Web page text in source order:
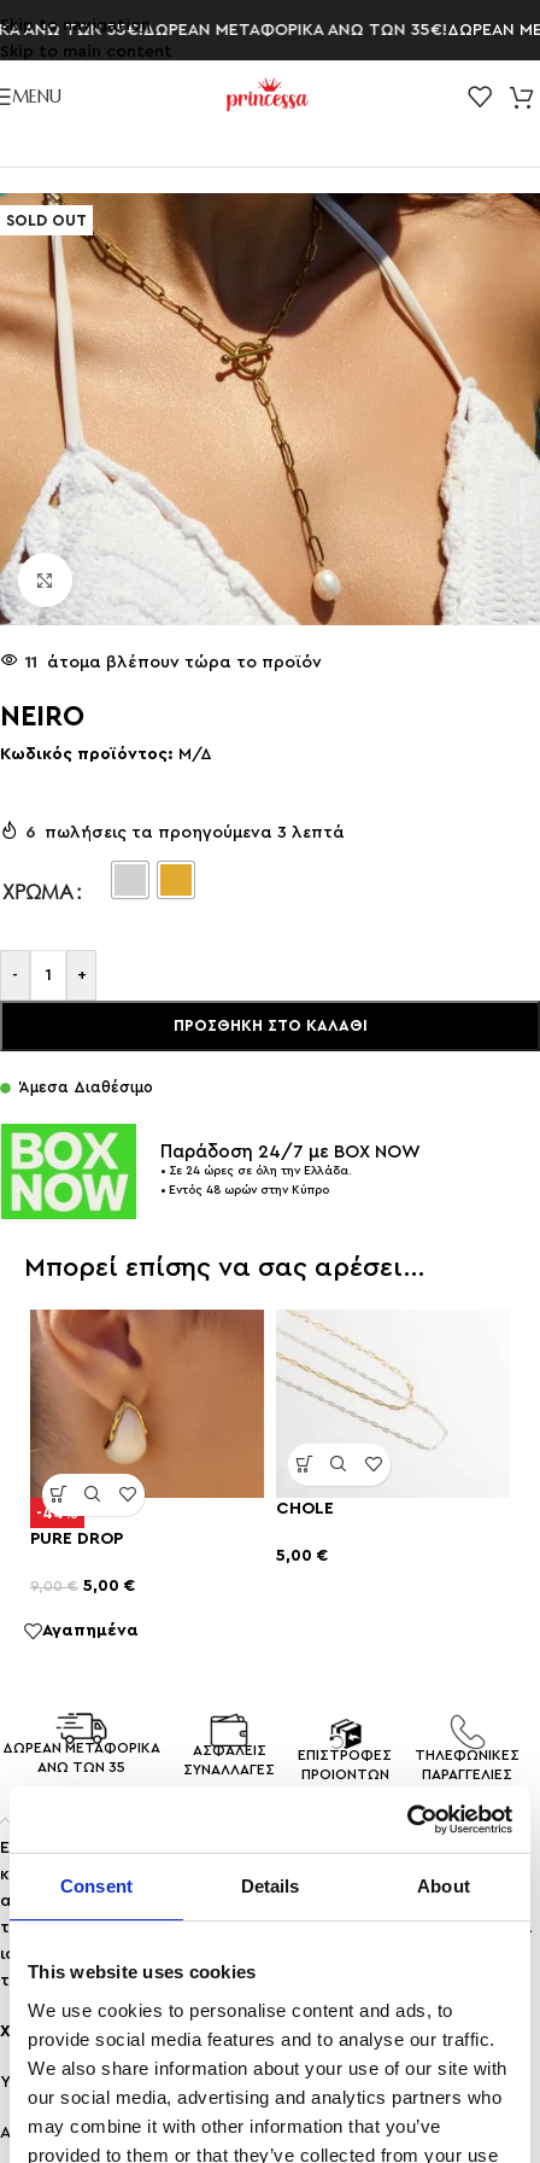
Consent Details About
This website uses cookies
We use cookies to personalise content and ads, to
provide social media features and to analyse our traffic.
We also share information about your use of our site with
our social media, advertising and analytics partners who
may combine it with other information that you’ve
provided to them or that they’ve collected from your use
Skip to navigation
Skip to main content
ΑΝΩ ΤΩΝ 35€!ΔΩΡΕΑΝ ΜΕΤΑΦΟΡΙΚΑ ΑΝΩ ΤΩΝ 35€!ΔΩΡΕΑΝ
MENU
Κολιέ με Πέρλες
SOLD OUT
Click to enlarge
11 άτομα βλέπουν τώρα το προϊόν
NEIRO
Κωδικός προϊόντος: Μ/Δ
6 πωλήσεις τα προηγούμενα 3 λεπτά
ΧΡΏΜΑ
- +
ΠΡΟΣΘΉΚΗ ΣΤΟ ΚΑΛΆΘΙ
Άμεσα Διαθέσιμο
Παράδοση 24/7 με BOX NOW
• Σε 24 ώρες σε όλη την Ελλάδα.
• Εντός 48 ωρών στην Κύπρο
Μπορεί επίσης να σας αρέσει…
-44%
PURE DROP
9,00€ 5,00 €
CHOLE
5,00 €
Αγαπημένα
ΔΩΡΕΑΝ ΜΕΤΑΦΟΡΙΚΑ
ΑΝΩ ΤΩΝ 35
ΑΣΦΑΛΕΙΣ
ΣΥΝΑΛΛΑΓEΣ
ΕΠΙΣΤΡΟΦΕΣ
ΠΡΟΙΟΝΤΩΝ
ΤΗΛΕΦΩΝΙΚΕΣ
ΠΑΡΑΓΓΕΛΙΕΣ
Ενα κομψό κολιέ με αλυσίδα τύπου open links και μοναδική
κρεμαστή πέρλα που αιχμαλωτίζει το φως με κάθε κίνηση. Η
αντίθεση ανάμεσα στα γεωμετρικά “κενά” της αλυσίδας και
την ομαλή, οργανική υφή της πέρλας δημιουργεί ένα απόλυτα
ισορροπημένο αποτέλεσμα – δυναμικό και ρομαντικό
ταυτόχρονα.
Χαρακτηριστικά:
Υλικό: Ανοξείδωτο Ατσάλι
Ανθεκτικότητα: Ανθεκτικό σε νερό & άρωμα, δε μαυρίζει!